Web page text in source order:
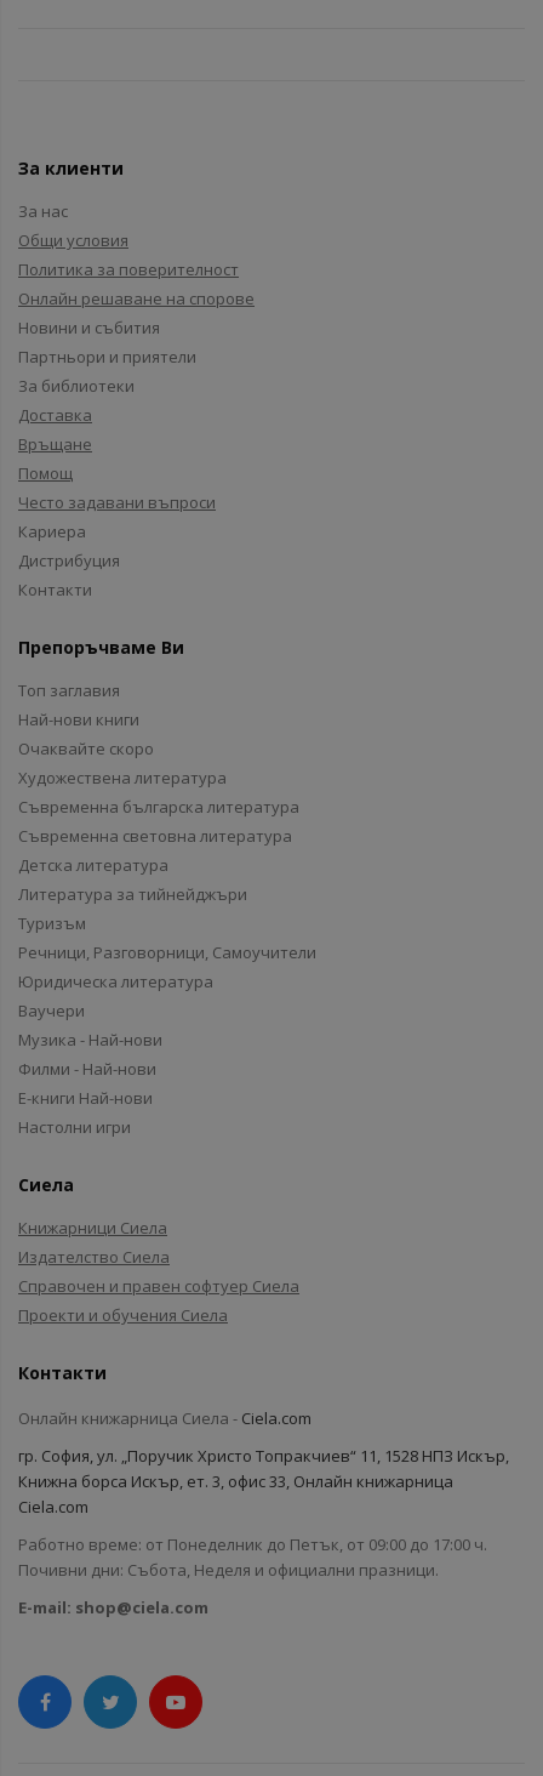
За клиенти
За нас
Общи условия
Политика за поверителност
Онлайн решаване на спорове
Новини и събития
Партньори и приятели
За библиотеки
Доставка
Връщане
Помощ
Често задавани въпроси
Кариера
Дистрибуция
Контакти
Препоръчваме Ви
Топ заглавия
Най-нови книги
Очаквайте скоро
Художествена литература
Съвременна българска литература
Съвременна световна литература
Детска литература
Литература за тийнейджъри
Туризъм
Речници, Разговорници, Самоучители
Юридическа литература
Ваучери
Музика - Най-нови
Филми - Най-нови
Е-книги Най-нови
Настолни игри
Сиела
Книжарници Сиела
Издателство Сиела
Справочен и правен софтуер Сиела
Проекти и обучения Сиела
Контакти
Онлайн книжарница Сиела - Ciela.com
гр. София, ул. „Поручик Христо Топракчиев“ 11, 1528 НПЗ Искър,
Книжна борса Искър, ет. 3, офис 33, Онлайн книжарница
Ciela.com
Работно време: от Понеделник до Петък, от 09:00 до 17:00 ч.
Почивни дни: Събота, Неделя и официални празници.
E-mail: shop@ciela.com